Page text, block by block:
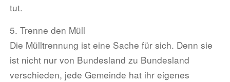
tut.
5. Trenne den Müll
Die Mülltrennung ist eine Sache für sich. Denn sie
ist nicht nur von Bundesland zu Bundesland
verschieden, jede Gemeinde hat ihr eigenes